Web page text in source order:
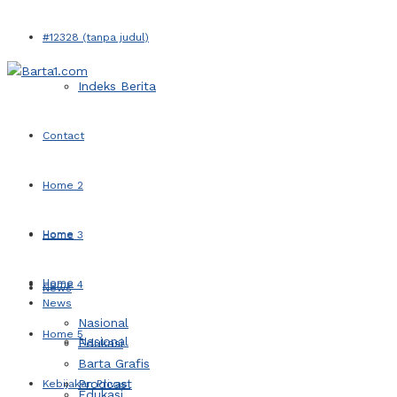
#12328 (tanpa judul)
Indeks Berita
Contact
Home 2
Home 3
Home 4
Home 5
Kebijakan Privasi
Home
News
Nasional
Home
News
Nasional
Edukasi
Barta Grafis
Prodcast